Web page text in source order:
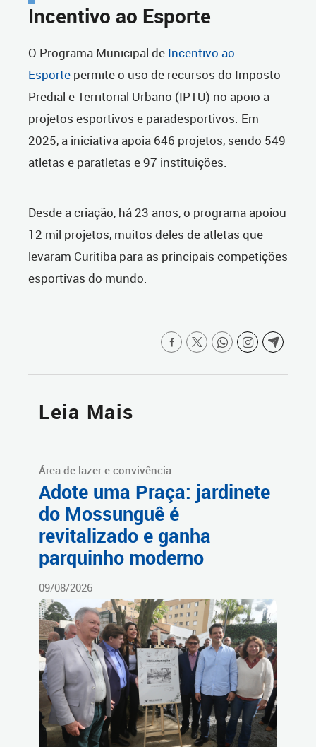
Incentivo ao Esporte
O Programa Municipal de Incentivo ao
Esporte permite o uso de recursos do Imposto
Predial e Territorial Urbano (IPTU) no apoio a
projetos esportivos e paradesportivos. Em
2025, a iniciativa apoia 646 projetos, sendo 549
atletas e paratletas e 97 instituições.
Desde a criação, há 23 anos, o programa apoiou
12 mil projetos, muitos deles de atletas que
levaram Curitiba para as principais competições
esportivas do mundo.
Leia Mais
Área de lazer e convivência
Adote uma Praça: jardinete
do Mossunguê é
revitalizado e ganha
parquinho moderno
09/08/2026